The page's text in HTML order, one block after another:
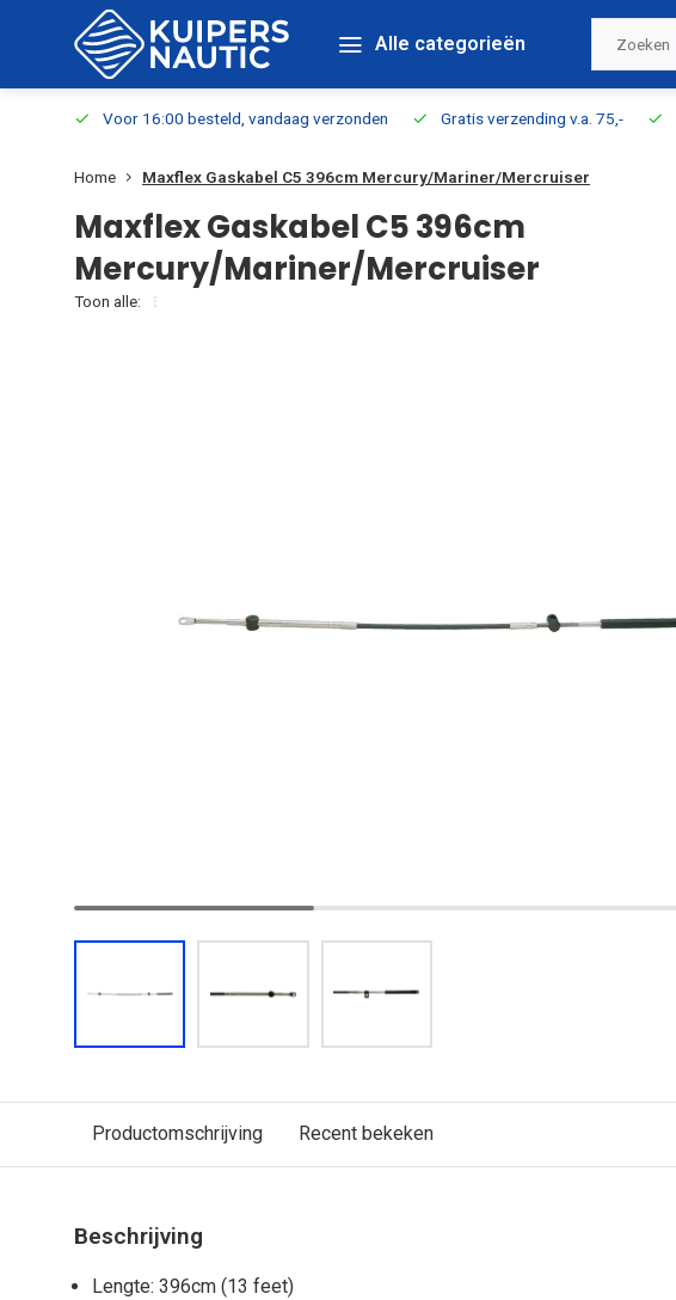
Alle categorieën
Voor 16:00 besteld, vandaag verzonden Gratis verzending v.a. 75,-
Home Maxflex Gaskabel C5 396cm Mercury/Mariner/Mercruiser
Maxflex Gaskabel C5 396cm
Mercury/Mariner/Mercruiser
Toon alle:
Productomschrijving Recent bekeken
Beschrijving
Lengte: 396cm (13 feet)